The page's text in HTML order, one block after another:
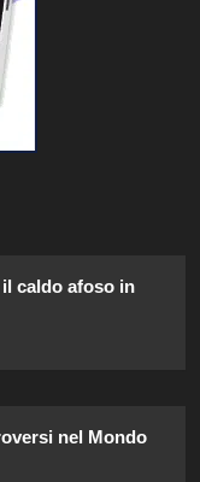
caldo afoso in
nel Mondo